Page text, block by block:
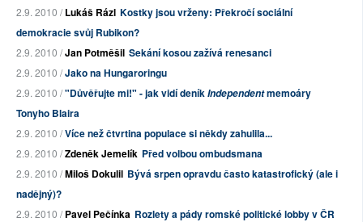
2.9. 2010 /Lukáš Rázl Kostky jsou vrženy: Překročí sociální
demokracie svůj Rubikon?
2.9. 2010 /Jan Potměšil Sekání kosou zažívá renesanci
2.9. 2010 /Jako na Hungaroringu
2.9. 2010 /"Důvěřujte mi!" - jak vidí deníkIndependentmemoáry
Tonyho Blaira
2.9. 2010 /Více než čtvrtina populace si někdy zahulila...
2.9. 2010 /Zdeněk Jemelík Před volbou ombudsmana
2.9. 2010 /Miloš Dokulil Bývá srpen opravdu často katastrofický (ale i
nadějný)?
2.9. 2010 /Pavel Pečínka Rozlety a pády romské politické lobby v ČR